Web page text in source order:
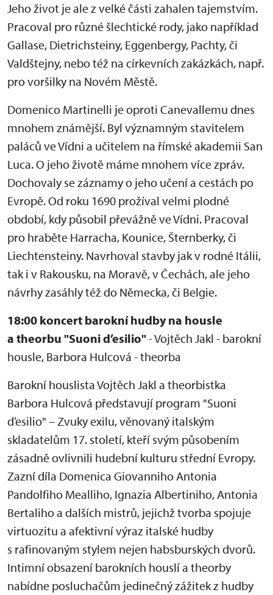
Jeho život je ale z velké části zahalen tajemstvím.
Pracoval pro různé šlechtické rody, jako například
Gallase, Dietrichsteiny, Eggenbergy, Pachty, či
Valdštejny, nebo též na církevních zakázkách, např.
pro voršilky na Novém Městě.
Domenico Martinelli je oproti Canevallemu dnes
mnohem známější. Byl významným stavitelem
paláců ve Vídni a učitelem na římské akademii San
Luca. O jeho životě máme mnohem více zpráv.
Dochovaly se záznamy o jeho učení a cestách po
Evropě. Od roku 1690 prožíval velmi plodné
období, kdy působil převážně ve Vídni. Pracoval
pro hraběte Harracha, Kounice, Šternberky, či
Liechtensteiny. Navrhoval stavby jak v rodné Itálii,
tak i v Rakousku, na Moravě, v Čechách, ale jeho
návrhy zasáhly též do Německa, či Belgie.
18:00 koncert barokní hudby na housle
a theorbu "Suoni d’esilio"- Vojtěch Jakl - barokní
housle, Barbora Hulcová - theorba
Barokní houslista Vojtěch Jakl a theorbistka
Barbora Hulcová představují program "Suoni
d’esilio" – Zvuky exilu, věnovaný italským
skladatelům 17. století, kteří svým působením
zásadně ovlivnili hudební kulturu střední Evropy.
Zazní díla Domenica Giovanniho Antonia
Pandolfiho Mealliho, Ignazia Albertiniho, Antonia
Bertaliho a dalších mistrů, jejichž tvorba spojuje
virtuozitu a afektivní výraz italské hudby
s rafinovaným stylem nejen habsburských dvorů.
Intimní obsazení barokních houslí a theorby
nabídne posluchačům jedinečný zážitek z hudby